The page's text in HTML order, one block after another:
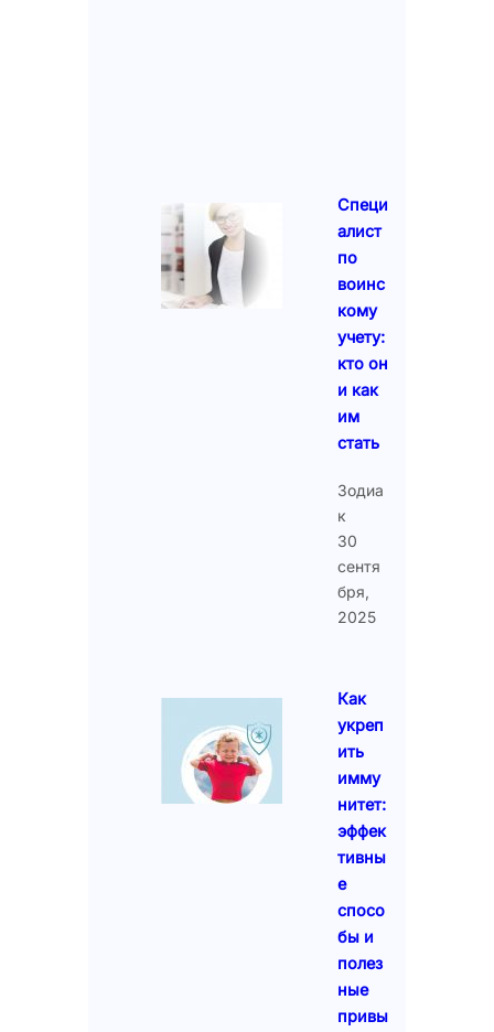
Специ
алист
по
воинс
кому
учету:
кто он
и как
им
стать
Зодиа
к
30
сентя
бря,
2025
Как
укреп
ить
имму
нитет:
эффек
тивны
е
спосо
бы и
полез
ные
привы